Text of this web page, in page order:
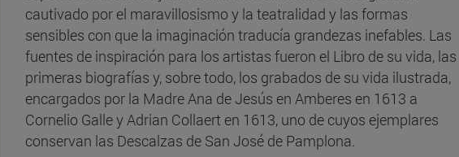
cautivado por el maravillosismo y la teatralidad y las formas
sensibles con que la imaginación traducía grandezas inefables. Las
fuentes de inspiración para los artistas fueron el Libro de su vida, las
primeras biografías y, sobre todo, los grabados de su vida ilustrada,
encargados por la Madre Ana de Jesús en Amberes en 1613 a
Cornelio Galle y Adrian Collaert en 1613, uno de cuyos ejemplares
conservan las Descalzas de San José de Pamplona.